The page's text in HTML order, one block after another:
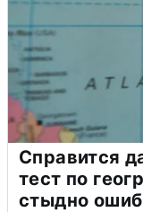
Справится
тест по
стыдно